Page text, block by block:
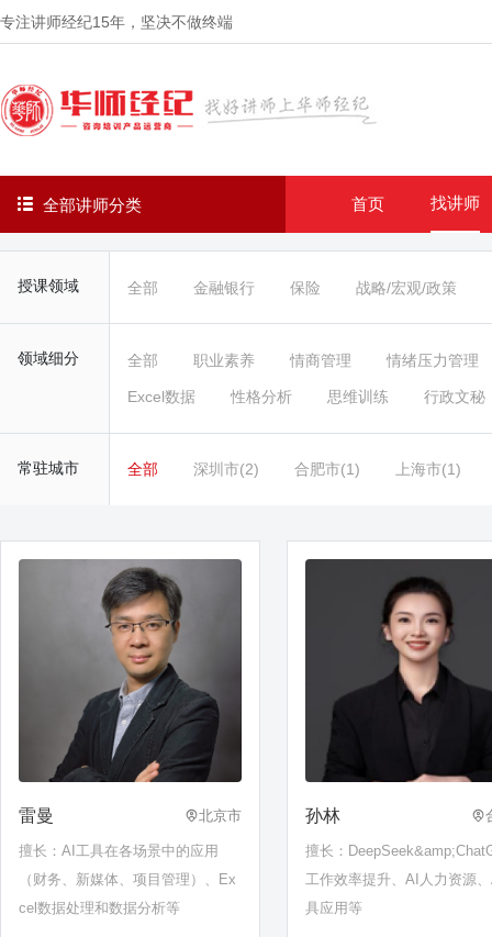
专注讲师经纪15年 ，坚决不做终端
全部讲师分类 首页 找讲师
授课领域 全部 金融银行 保险 战略/宏观/政策
领域细分 全部 职业素养 情商管理 情绪压力管理
Excel数据 性格分析 思维训练 行政文秘
常驻城市 全部 深圳市(2) 合肥市(1) 上海市(1)
雷曼 北京市
擅长：AI工具在各场景中的应用
（财务、新媒体、项目管理）、Ex
cel数据处理和数据分析等
孙林
擅长：
工作效率提升、AI人力资源
具应用等